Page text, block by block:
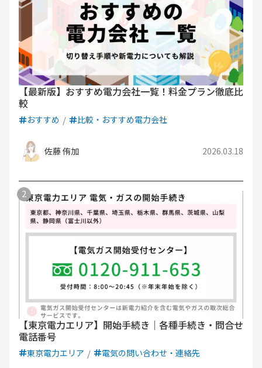
【最新版】おすすめ電力会社一覧！料金プラン徹底比
較
おすすめ 比較・おすすめ電力会社
佐藤 侑加 2026.03.18
【東京電力エリア】開始手続き｜各種手続き・問合せ
電話番号
東京電力エリア 電気の問い合わせ・連絡先